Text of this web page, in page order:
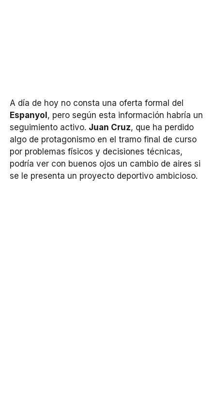
A día de hoy no consta una oferta formal del
Espanyol , pero según esta información habría un
seguimiento activo. Juan Cruz, que ha perdido
algo de protagonismo en el tramo final de curso
por problemas físicos y decisiones técnicas,
podría ver con buenos ojos un cambio de aires si
se le presenta un proyecto deportivo ambicioso.